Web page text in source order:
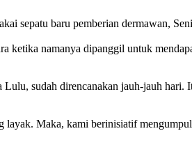
sepatu baru pemberian dermawan,
ketika namanya dipanggil untuk
sudah direncanakan jauh-jauh hari.
Maka, kami berinisiatif